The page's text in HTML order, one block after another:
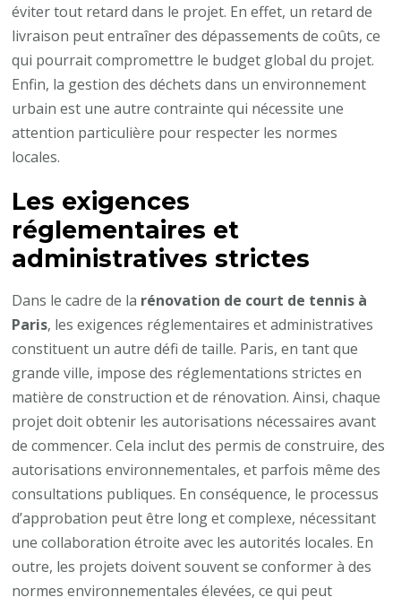
éviter tout retard dans le projet. En effet, un retard de
livraison peut entraîner des dépassements de coûts, ce
qui pourrait compromettre le budget global du projet.
Enfin, la gestion des déchets dans un environnement
urbain est une autre contrainte qui nécessite une
attention particulière pour respecter les normes
locales.
Les exigences
réglementaires et
administratives strictes
Dans le cadre de la rénovation de court de tennis à
Paris, les exigences réglementaires et administratives
constituent un autre défi de taille. Paris, en tant que
grande ville, impose des réglementations strictes en
matière de construction et de rénovation. Ainsi, chaque
projet doit obtenir les autorisations nécessaires avant
de commencer. Cela inclut des permis de construire, des
autorisations environnementales, et parfois même des
consultations publiques. En conséquence, le processus
d’approbation peut être long et complexe, nécessitant
une collaboration étroite avec les autorités locales. En
outre, les projets doivent souvent se conformer à des
normes environnementales élevées, ce qui peut